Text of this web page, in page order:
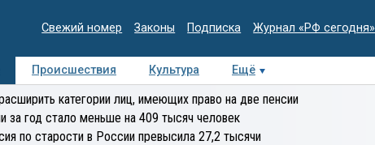
Свежий номер Законы Подписка Журнал «РФ сегодня»
Происшествия Культура Ещё
Интервью Колумнисты
Деловая
категории лиц, имеющих право на две пенсии
за год стало меньше на 409 тысяч человек
по старости в России превысила 27,2 тысячи